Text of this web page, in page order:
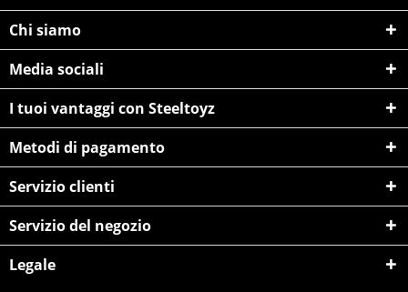
Chi siamo
Media sociali
I tuoi vantaggi con Steeltoyz
Metodi di pagamento
Servizio clienti
Servizio del negozio
Legale